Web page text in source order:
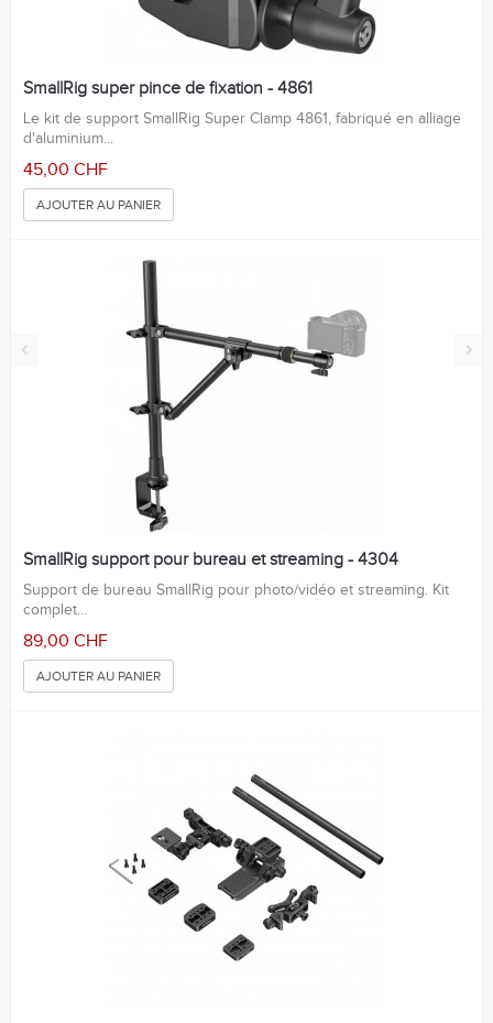
‹ ›
SmallRig super pince de fixation - 4861
Le kit de support SmallRig Super Clamp 4861, fabriqué en alliage
d'aluminium...
45,00 CHF
AJOUTER AU PANIER
SmallRig support pour bureau et streaming - 4304
Support de bureau SmallRig pour photo/vidéo et streaming. Kit
complet...
89,00 CHF
AJOUTER AU PANIER